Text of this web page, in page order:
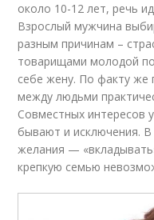
около 10-12 лет, речь
Взрослый мужчина
разным причинам –
товарищами молодой
себе жену. По факту же
между людьми
Совместных интересов
бывают и исключения.
желания —
крепкую семью